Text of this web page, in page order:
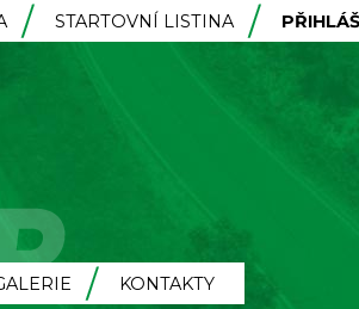
STARTOVNÍ LISTINA
KONTAKTY